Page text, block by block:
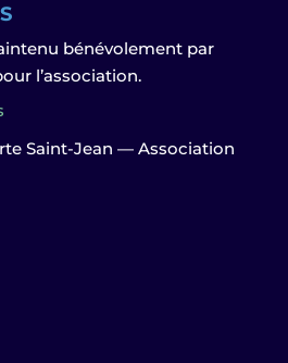
bénévolement par
l’association.
Saint-Jean — Association